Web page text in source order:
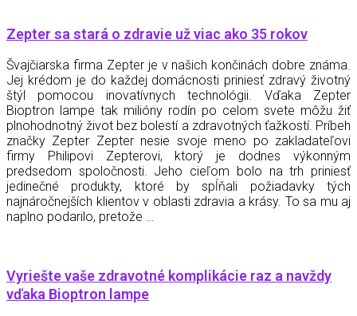
Zepter sa stará o zdravie už viac ako 35 rokov
Švajčiarska firma Zepter je v našich končinách dobre známa.
Jej krédom je do každej domácnosti priniesť zdravý životný
štýl pomocou inovatívnych technológii. Vďaka Zepter
Bioptron lampe tak milióny rodín po celom svete môžu žiť
plnohodnotný život bez bolestí a zdravotných ťažkostí. Príbeh
značky Zepter Zepter nesie svoje meno po zakladateľovi
firmy Philipovi Zepterovi, ktorý je dodnes výkonným
predsedom spoločnosti. Jeho cieľom bolo na trh priniesť
jedinečné produkty, ktoré by spĺňali požiadavky tých
najnáročnejších klientov v oblasti zdravia a krásy. To sa mu aj
naplno podarilo, pretože …
Vyriešte vaše zdravotné komplikácie raz a navždy
vďaka Bioptron lampe